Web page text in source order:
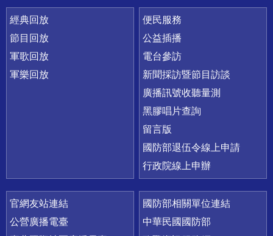
經典回放
節目回放
軍歌回放
軍樂回放
便民服務
公益插播
電台參訪
新聞採訪暨節目訪談
廣播訊號收聽量測
黑膠唱片查詢
留言版
國防部退伍令線上申請
行政院線上申辦
官網友站連結
公營廣播電臺
國防部相關單位連結
中華民國國防部